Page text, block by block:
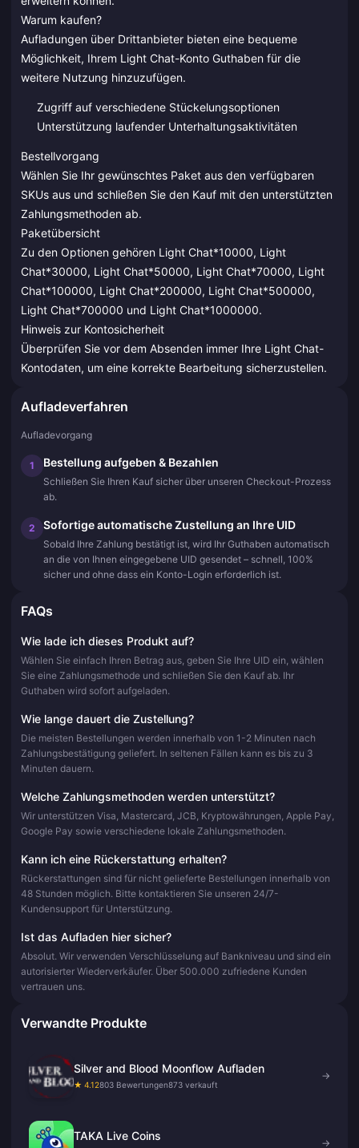
Warum kaufen?
Aufladungen über Drittanbieter bieten eine bequeme
Möglichkeit, Ihrem Light Chat-Konto Guthaben für die
weitere Nutzung hinzuzufügen.
Zugriff auf verschiedene Stückelungsoptionen
Unterstützung laufender Unterhaltungsaktivitäten
Bestellvorgang
Wählen Sie Ihr gewünschtes Paket aus den verfügbaren
SKUs aus und schließen Sie den Kauf mit den unterstützten
Zahlungsmethoden ab.
Paketübersicht
Zu den Optionen gehören Light Chat*10000, Light
Chat*30000, Light Chat*50000, Light Chat*70000, Light
Chat*100000, Light Chat*200000, Light Chat*500000,
Light Chat*700000 und Light Chat*1000000.
Hinweis zur Kontosicherheit
Überprüfen Sie vor dem Absenden immer Ihre Light Chat-
Kontodaten, um eine korrekte Bearbeitung sicherzustellen.
Aufladeverfahren
Aufladevorgang
1 Bestellung aufgeben & Bezahlen
Schließen Sie Ihren Kauf sicher über unseren Checkout-Prozess
ab.
2 Sofortige automatische Zustellung an Ihre UID
Sobald Ihre Zahlung bestätigt ist, wird Ihr Guthaben automatisch
an die von Ihnen eingegebene UID gesendet – schnell, 100%
sicher und ohne dass ein Konto-Login erforderlich ist.
FAQs
Wie lade ich dieses Produkt auf?
Wählen Sie einfach Ihren Betrag aus, geben Sie Ihre UID ein, wählen
Sie eine Zahlungsmethode und schließen Sie den Kauf ab. Ihr
Guthaben wird sofort aufgeladen.
Wie lange dauert die Zustellung?
Die meisten Bestellungen werden innerhalb von 1-2 Minuten nach
Zahlungsbestätigung geliefert. In seltenen Fällen kann es bis zu 3
Minuten dauern.
Welche Zahlungsmethoden werden unterstützt?
Wir unterstützen Visa, Mastercard, JCB, Kryptowährungen, Apple Pay,
Google Pay sowie verschiedene lokale Zahlungsmethoden.
Kann ich eine Rückerstattung erhalten?
Rückerstattungen sind für nicht gelieferte Bestellungen innerhalb von
48 Stunden möglich. Bitte kontaktieren Sie unseren 24/7-
Kundensupport für Unterstützung.
Ist das Aufladen hier sicher?
Absolut. Wir verwenden Verschlüsselung auf Bankniveau und sind ein
autorisierter Wiederverkäufer. Über 500.000 zufriedene Kunden
vertrauen uns.
Verwandte Produkte
Silver and Blood Moonflow Aufladen
★ 4.12803 Bewertungen873 verkauft
→
TAKA Live Coins
→